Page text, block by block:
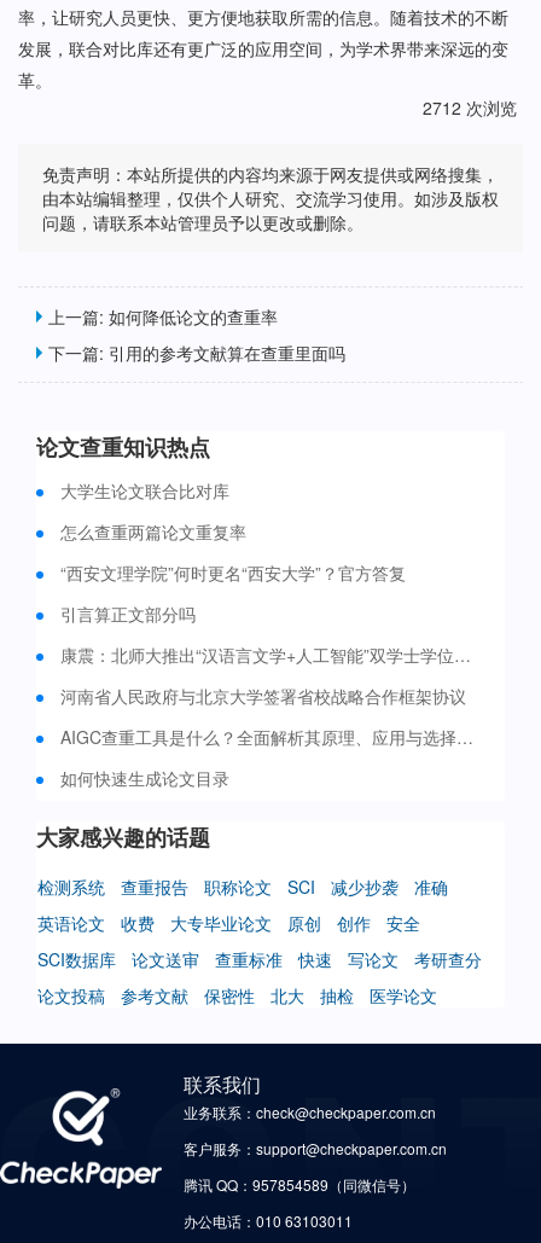
率，让研究人员更快、更方便地获取所需的信息。随着技术的不断
发展，联合对比库还有更广泛的应用空间，为学术界带来深远的变
革。
2712 次浏览
免责声明：本站所提供的内容均来源于网友提供或网络搜集，
由本站编辑整理，仅供个人研究、交流学习使用。如涉及版权
问题，请联系本站管理员予以更改或删除。
上一篇: 如何降低论文的查重率
下一篇: 引用的参考文献算在查重里面吗
论文查重知识热点
大学生论文联合比对库
怎么查重两篇论文重复率
“西安文理学院”何时更名“西安大学”？官方答复
引言算正文部分吗
康震：北师大推出“汉语言文学+人工智能”双学士学位培养项目 今年启动招生
河南省人民政府与北京大学签署省校战略合作框架协议
AIGC查重工具是什么？全面解析其原理、应用与选择策略
如何快速生成论文目录
大家感兴趣的话题
检测系统 查重报告 职称论文 SCI 减少抄袭
准确
英语论文
收费 大专毕业论文 原创 创作
安全
SCI数据库
论文送审 查重标准 快速 写论文
考研查分
论文投稿
参考文献 保密性 北大 抽检 医学论文
联系我们
业务联系：check@checkpaper.com.cn
客户服务：support@checkpaper.com.cn
腾讯 QQ：957854589（同微信号）
办公电话：010 63103011